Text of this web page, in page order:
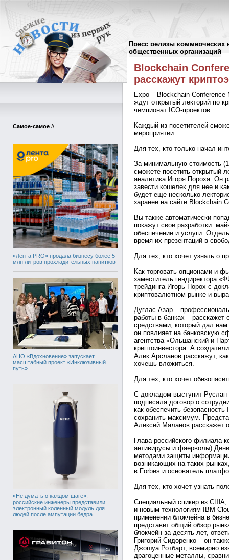
Пресс релизы коммерческих
общественных организаций
Самое-самое //
«Лента PRO» продала бизнесу более 5
млн литров прохладительных напитков
АНО «Вдохновение» запускает
масштабный проект «Инклюзивный
путь»
«Не думать о каждом шаге»:
российские инженеры представили
электронный коленный модуль для
людей после ампутации бедра
Пресс-релизы//
Blockchain
расскажут
Expo – Blockchain
ждут открытый лекторий по
чемпионат ICO-проектов.
Каждый из посетителей
мероприятии.
Для тех, кто только начал
За минимальную стоимость
сможете посетить открытый
аналитика Игоря Пороха. Он
завести кошелек для нее и
будет еще несколько
заранее на сайте Blockchain
Вы также автоматически
покажут свои разработки:
обеспечение и услуги.
время их презентаций в
Для тех, кто хочет узнать о
Как торговать опционами и
заместитель гендиректора
трейдинга Игорь Порох с
криптовалютном рынке и
Дуглас Азар –
работы в банках – расскажет
средствами, который дал нам
он повлияет на банковскую
агентства «Ольшанский и
криптоинвестора. А
Алик Арсланов расскажут,
хочешь вложиться.
Для тех, кто хочет
С докладом выступит
подписала договор о
как обеспечить
сохранить максимум.
Алексей Маланов расскажет
Глава российского филиала
антивирусы и фаерволы)
методами защиты
возникающих на таких
в Forbes и основатель
Для тех, кто хочет узнать
Специальный спикер из США,
и новым технологиям IBM
применении блокчейна в
представит общий обзор
блокчейн за десять лет,
Григорий Сидоренко – он
Джошуа Ротбарт, всемирно
драгоценные металлы,